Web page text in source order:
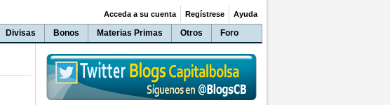
Divisas Bonos Materias Primas Otros Foro
Acceda a su cuenta Regístrese Ayuda